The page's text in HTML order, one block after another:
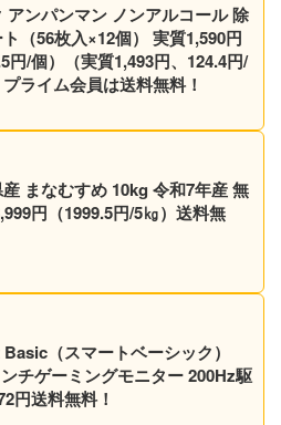
アンパンマン ノンアルコール 除
（56枚入×12個） 実質1,590円
円/個）（実質1,493円、124.4円/
ライム会員は送料無料！
まなむすめ 10kg 令和7年産 無
円（1999.5円/5㎏）送料無
（スマートベーシック）
チゲーミングモニター 200Hz駆
円送料無料！